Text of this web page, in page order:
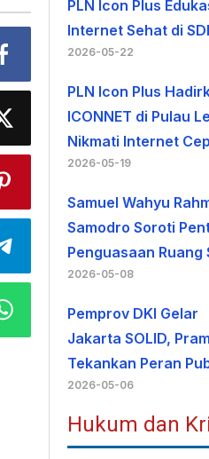
PLN Icon Plus
Internet Sehat di
2026-05-22
PLN Icon Plus
ICONNET di Pulau
Nikmati Internet
2026-05-19
Samuel Wahyu
Samodro Soroti
Penguasaan Ruang
2026-05-08
Pemprov DKI Gelar
Jakarta SOLID,
Tekankan Peran
2026-05-06
Hukum dan